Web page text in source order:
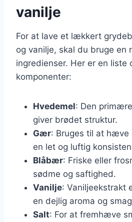
vanilje
For at lave et lækkert
og vanilje, skal du bruge en
ingredienser. Her er en liste
komponenter:
Hvedemel: Den
giver brødet struktur.
Gær: Bruges til at
en let og luftig
Blåbær: Friske eller
sødme og saftighed.
Vanilje: Vaniljeekstrakt
en dejlig aroma og
Salt: For at fremhæve